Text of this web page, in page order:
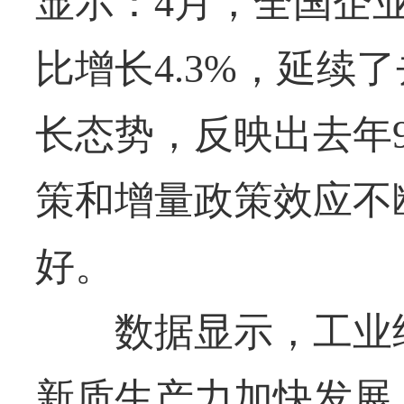
比增长4.3%，延续
长态势，反映出去
策和增量政策效应
好。
数据显示，工业